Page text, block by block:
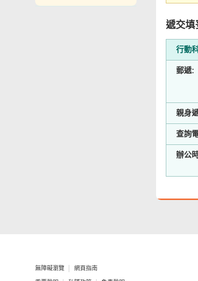
辦事處 辦公時間、
促進種族平等
遞交填
行動
郵遞:
親身
查詢
辦公
無障礙瀏覽 網頁指南